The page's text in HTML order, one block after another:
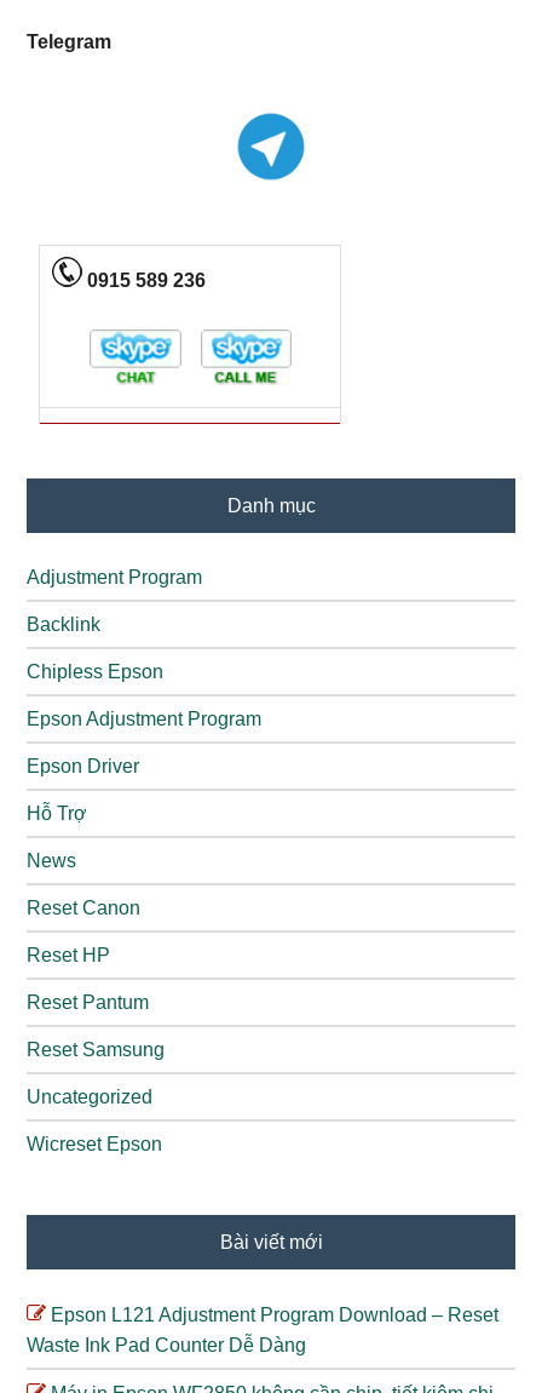
Telegram
0915 589 236
Danh mục
Adjustment Program
Backlink
Chipless Epson
Epson Adjustment Program
Epson Driver
Hỗ Trợ
News
Reset Canon
Reset HP
Reset Pantum
Reset Samsung
Uncategorized
Wicreset Epson
Bài viết mới
Epson L121 Adjustment Program Download – Reset
Waste Ink Pad Counter Dễ Dàng